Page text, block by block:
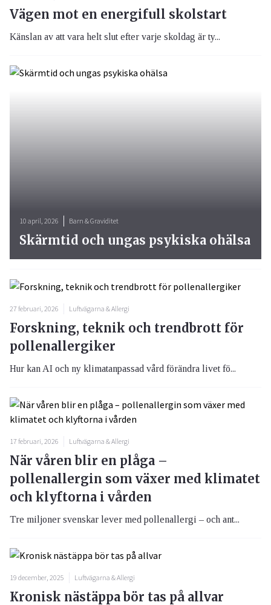
Vägen mot en energifull skolstart
Känslan av att vara helt slut efter varje skoldag är ty...
10 april, 2026 Barn & Graviditet
Skärmtid och ungas psykiska ohälsa
27 februari, 2026 Luftvägarna & Allergi
Forskning, teknik och trendbrott för
pollenallergiker
Hur kan AI och ny klimatanpassad vård förändra livet fö...
17 februari, 2026 Luftvägarna & Allergi
När våren blir en plåga –
pollenallergin som växer med klimatet
och klyftorna i vården
Tre miljoner svenskar lever med pollenallergi – och ant...
19 december, 2025 Luftvägarna & Allergi
Kronisk nästäppa bör tas på allvar